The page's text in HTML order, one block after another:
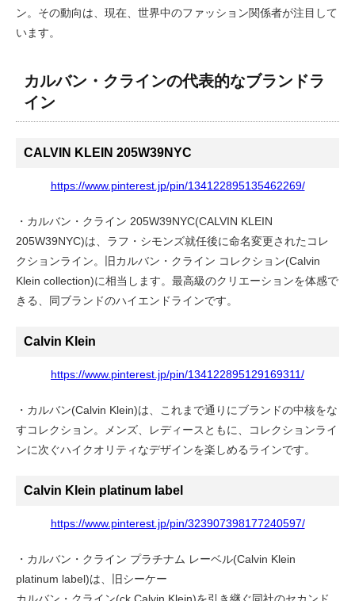
ン。その動向は、現在、世界中のファッション関係者が注目して
います。
カルバン・クラインの代表的なブランドラ
イン
CALVIN KLEIN 205W39NYC
https://www.pinterest.jp/pin/134122895135462269/
・カルバン・クライン 205W39NYC(CALVIN KLEIN
205W39NYC)は、ラフ・シモンズ就任後に命名変更されたコレ
クションライン。旧カルバン・クライン コレクション(Calvin
Klein collection)に相当します。最高級のクリエーションを体感で
きる、同ブランドのハイエンドラインです。
Calvin Klein
https://www.pinterest.jp/pin/134122895129169311/
・カルバン(Calvin Klein)は、これまで通りにブランドの中核をな
すコレクション。メンズ、レディースともに、コレクションライ
ンに次ぐハイクオリティなデザインを楽しめるラインです。
Calvin Klein platinum label
https://www.pinterest.jp/pin/323907398177240597/
・カルバン・クライン プラチナム レーベル(Calvin Klein
platinum label)は、旧シーケー